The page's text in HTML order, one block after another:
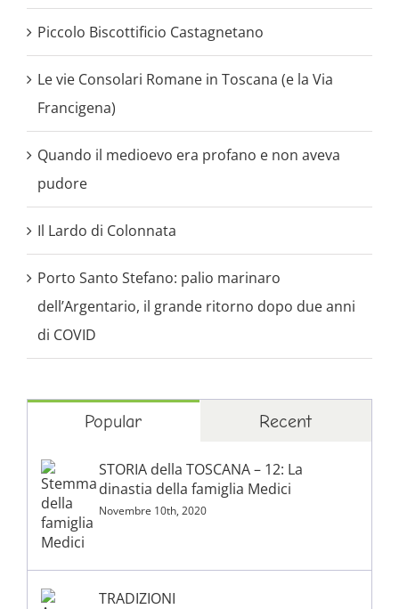
Piccolo Biscottificio Castagnetano
Le vie Consolari Romane in Toscana (e la Via
Francigena)
Quando il medioevo era profano e non aveva
pudore
Il Lardo di Colonnata
Porto Santo Stefano: palio marinaro
dell’Argentario, il grande ritorno dopo due anni
di COVID
Popular Recent
STORIA della TOSCANA – 12: La
dinastia della famiglia Medici
Novembre 10th, 2020
TRADIZIONI